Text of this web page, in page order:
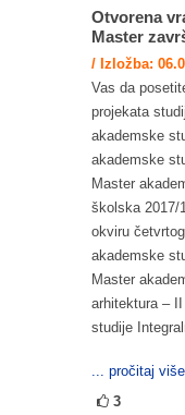
Otvorena
Master
/ Izložba:
Vas da
projekata
akademske
akademske
Master
školska 2017/
okviru
akademske
Master
arhitektura –
studije
... pročitaj više
3